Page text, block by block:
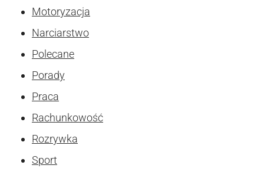
Motoryzacja
Narciarstwo
Polecane
Porady
Praca
Rachunkowość
Rozrywka
Sport